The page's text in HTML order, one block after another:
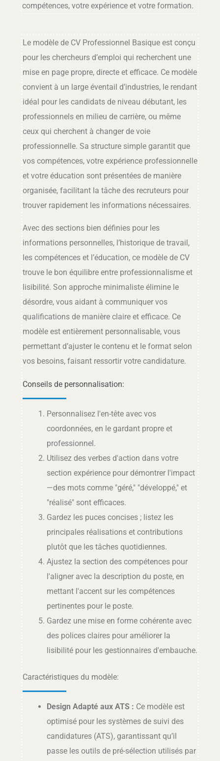
compétences, votre expérience et votre formation.
Le modèle de CV Professionnel Basique est conçu
pour les chercheurs d’emploi qui recherchent une
mise en page propre, directe et efficace. Ce modèle
convient à un large éventail d’industries, le rendant
idéal pour les candidats de niveau débutant, les
professionnels en milieu de carrière, ou même
ceux qui cherchent à changer de voie
professionnelle. Sa structure simple garantit que
vos compétences, votre expérience professionnelle
et votre éducation sont présentées de manière
organisée, facilitant la tâche des recruteurs pour
trouver rapidement les informations nécessaires.
Avec des sections bien définies pour les
informations personnelles, l’historique de travail,
les compétences et l’éducation, ce modèle de CV
trouve le bon équilibre entre professionnalisme et
lisibilité. Son approche minimaliste élimine le
désordre, vous aidant à communiquer vos
qualifications de manière claire et efficace. Ce
modèle est entièrement personnalisable, vous
permettant d’ajuster le contenu et le format selon
vos besoins, faisant ressortir votre candidature.
Conseils de personnalisation:
Personnalisez l'en-tête avec vos
coordonnées, en le gardant propre et
professionnel.
Utilisez des verbes d'action dans votre
section expérience pour démontrer l'impact
—des mots comme "géré," "développé," et
"réalisé" sont efficaces.
Gardez les puces concises ; listez les
principales réalisations et contributions
plutôt que les tâches quotidiennes.
Ajustez la section des compétences pour
l'aligner avec la description du poste, en
mettant l'accent sur les compétences
pertinentes pour le poste.
Gardez une mise en forme cohérente avec
des polices claires pour améliorer la
lisibilité pour les gestionnaires d'embauche.
Caractéristiques du modèle:
Design Adapté aux ATS : Ce modèle est
optimisé pour les systèmes de suivi des
candidatures (ATS), garantissant qu’il
passe les outils de pré-sélection utilisés par